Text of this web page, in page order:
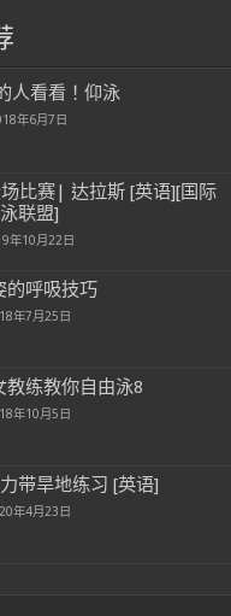
人看看！仰泳
年6月7日
比赛| 达拉斯 [英语][国际
联盟]
年10月22日
的呼吸技巧
年7月25日
教练教你自由泳8
年10月5日
带旱地练习 [英语]
年4月23日